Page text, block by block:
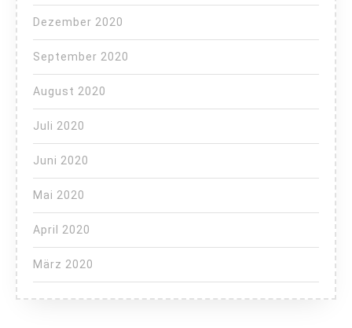
Dezember 2020
September 2020
August 2020
Juli 2020
Juni 2020
Mai 2020
April 2020
März 2020